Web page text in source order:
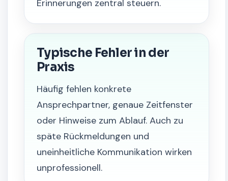
Erinnerungen zentral steuern.
Typische Fehler in der
Praxis
Häufig fehlen konkrete
Ansprechpartner, genaue Zeitfenster
oder Hinweise zum Ablauf. Auch zu
späte Rückmeldungen und
uneinheitliche Kommunikation wirken
unprofessionell.